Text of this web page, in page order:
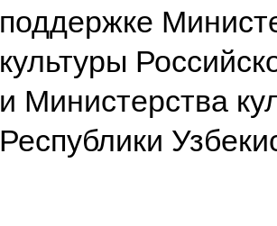
поддержке
культуры
и Министерства
Республики